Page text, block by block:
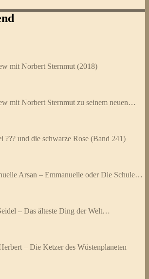
mit Norbert Sternmut (2018)
mit Norbert Sternmut zu seinem neuen…
??? und die schwarze Rose (Band 241)
Arsan – Emmanuelle oder Die Schule…
– Das älteste Ding der Welt…
– Die Ketzer des Wüstenplaneten